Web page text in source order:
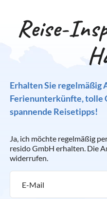
Reise-
Erhalten Sie regelmäßig
Ferienunterkünfte, tolle
spannende Reisetipps!
Ja, ich möchte regelmäßig
resido GmbH erhalten. Die
widerrufen.